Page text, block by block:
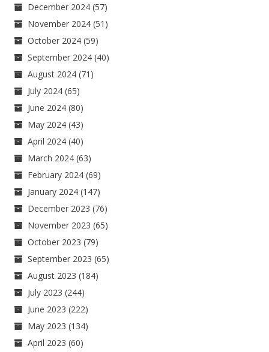
December 2024 (57)
November 2024 (51)
October 2024 (59)
September 2024 (40)
August 2024 (71)
July 2024 (65)
June 2024 (80)
May 2024 (43)
April 2024 (40)
March 2024 (63)
February 2024 (69)
January 2024 (147)
December 2023 (76)
November 2023 (65)
October 2023 (79)
September 2023 (65)
August 2023 (184)
July 2023 (244)
June 2023 (222)
May 2023 (134)
April 2023 (60)